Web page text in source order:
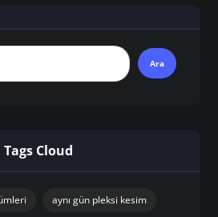
Tags Cloud
aynı gün pleksi kesim